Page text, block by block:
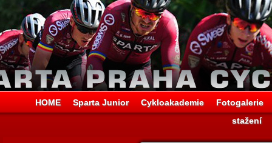
HOME Sparta Junior Cykloakademie
Fotogalerie
stažení